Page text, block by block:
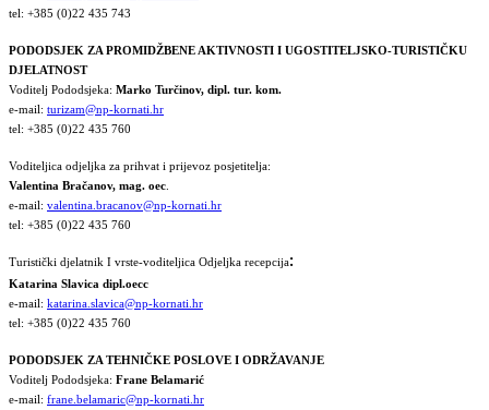
tel: +385 (0)22 435 743
PODODSJEK ZA PROMIDŽBENE AKTIVNOSTI I UGOSTITELJSKO-TURISTIČKU
DJELATNOST
Voditelj Pododsjeka: Marko Turčinov, dipl. tur. kom.
e-mail: turizam@np-kornati.hr
tel: +385 (0)22 435 760
Voditeljica odjeljka za prihvat i prijevoz posjetitelja:
Valentina Bračanov, mag. oec
e-mail: valentina.bracanov@np-kornati.hr
tel: +385 (0)22 435 760
Turistički djelatnik I vrste-voditeljica Odjeljka recepcija:
Katarina Slavica dipl.oecc
e-mail: katarina.slavica@np-kornati.hr
tel: +385 (0)22 435 760
PODODSJEK ZA TEHNIČKE POSLOVE I ODRŽAVANJE
Voditelj Pododsjeka: Frane Belamarić
e-mail: frane.belamaric@np-kornati.hr